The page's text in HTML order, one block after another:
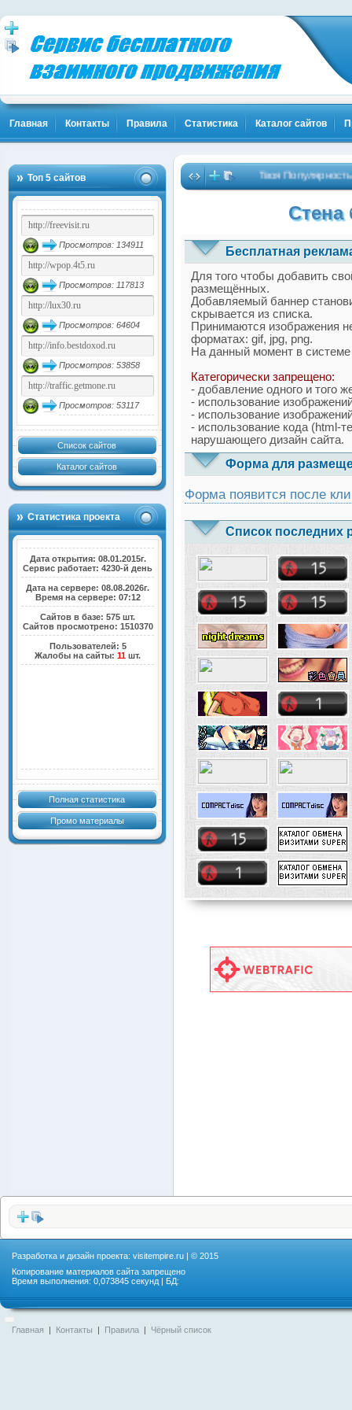
Главная Контакты Правила Статистика Каталог сайтов
Топ 5 сайтов
Просмотров: 134911
Просмотров: 117813
Просмотров: 64604
Просмотров: 53858
Просмотров: 53117
Список сайтов
Каталог сайтов
Статистика проекта
Дата открытия: 08.01.2015г.
Сервис работает: 4230-й день
Дата на сервере: 08.08.2026г.
Время на сервере: 07:12
Сайтов в базе: 575 шт.
Сайтов просмотрено: 1510370
Пользователей: 5
Жалобы на сайты:11 шт.
Полная статистика
Промо материалы
Твоя Популярность
Стена
Бесплатная
Для того чтобы добавить
размещённых.
Добавляемый баннер
скрывается из списка.
Принимаются изображения
форматах: gif, jpg, png.
На данный момент в
Категорически запрещено:
- добавление одного и того
- использование
- использование
- использование кода (html-
нарушающего дизайн сайта.
Форма для
Форма появится после
Список последних
Разработка и дизайн проекта: visitempire.ru | © 2015
Копирование материалов сайта запрещено
Время выполнения: 0,073845 секунд | БД:
Главная | Контакты | Правила | Чёрный список